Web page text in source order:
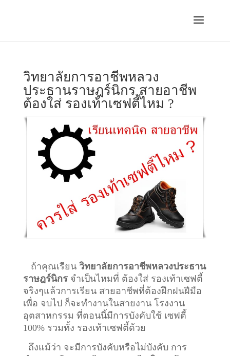
วิทยาลัยการอาชีพหลวง
ประธานราษฎร์นิกร สายอาชีพ
ต้องใส่ รองเท้าเซฟตี้ไหม ?
ถ้าคุณเรียน วิทยาลัยการอาชีพหลวงประธาน
ราษฎร์นิกรจำเป็นไหมที่ ต้องใส่ รองเท้าเซฟตี้
จริงๆแล้วการเรียน สายอาชีพที่ต้องฝึกฝนฝีมือ
เพื่อ จบไป ก็จะทำงานในสายงาน โรงงาน
อุตสาหกรรม ที่ตอนนี้มีการบังคับใช้ เซฟตี้
100% รวมทั้ง รองเท้าเซฟตี้ด้วย
ถึงแม้ว่า จะมีการบังคับหรือไม่บังคับ การ